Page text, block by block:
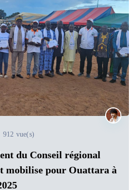
912 vue(s)
du Conseil régional
mobilise pour Ouattara à